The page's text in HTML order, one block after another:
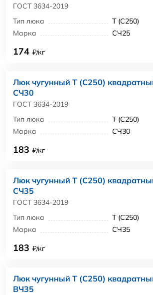
ГОСТ 3634-2019
Тип люка
Т (С250)
Марка
СЧ25
174 ₽/кг
Люк чугунный Т (С250)
СЧ30
ГОСТ 3634-2019
Тип люка
Т (С250)
Марка
СЧ30
183 ₽/кг
Люк чугунный Т (С250)
СЧ35
ГОСТ 3634-2019
Тип люка
Т (С250)
Марка
СЧ35
183 ₽/кг
Люк чугунный Т (С250)
ВЧ35